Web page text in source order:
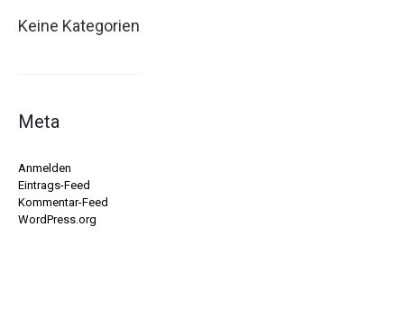
Keine Kategorien
Meta
Anmelden
Eintrags-Feed
Kommentar-Feed
WordPress.org